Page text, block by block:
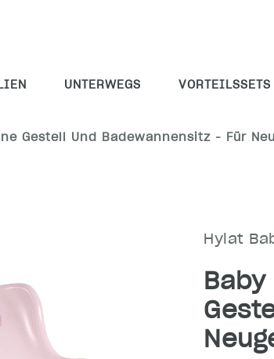
UNTERWEGS VORTEILSSETS
Gestell Und Badewannensitz - Für
Hylat